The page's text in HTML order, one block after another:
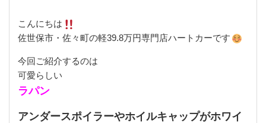
こんにちは
佐世保市・佐々町の軽39.8万円専門店ハートカーです
今回ご紹介するのは
可愛らしい
ラパン
アンダースポイラーやホイルキャップがホワイ